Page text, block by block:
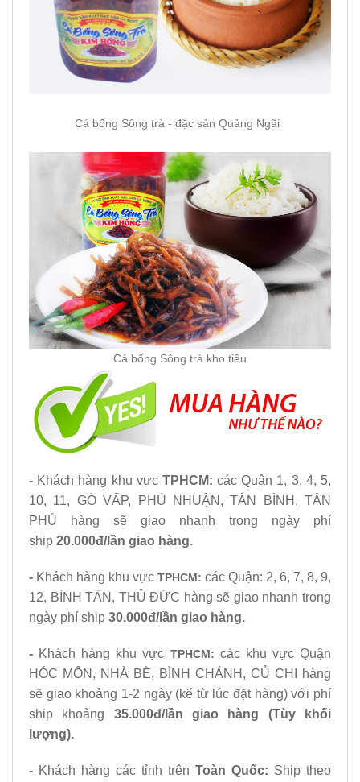
Cá bống Sông trà - đặc sản Quảng Ngãi
Cá bống Sông trà kho tiêu
- Khách hàng khu vựcTPHCM:các Quận 1, 3, 4, 5,
10, 11, GÒ VẤP, PHÚ NHUẬN, TÂN BÌNH, TÂN
PHÚ hàng sẽ giao nhanh trong ngày phí
ship 20.000đ/lần giao hàng.
- Khách hàng khu vực TPHCM: các Quận: 2, 6, 7, 8, 9,
12, BÌNH TÂN, THỦ ĐỨC hàng sẽ giao nhanh trong
ngày phí ship 30.000đ/lần giao hàng.
- Khách hàng khu vực TPHCM: các khu vực Quận
HÓC MÔN, NHÀ BÈ, BÌNH CHÁNH, CỦ CHI hàng
sẽ giao khoảng 1-2 ngày (kể từ lúc đặt hàng) với phí
ship khoảng 35.000đ/lần giao hàng (Tùy khối
lượng).
- Khách hàng các tỉnh trên Toàn Quốc: Ship theo